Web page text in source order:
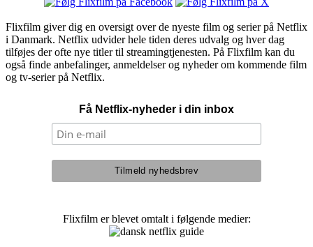
Flixfilm giver dig en oversigt over de nyeste film og serier på Netflix
i Danmark. Netflix udvider hele tiden deres udvalg og hver dag
tilføjes der ofte nye titler til streamingtjenesten. På Flixfilm kan du
også finde anbefalinger, anmeldelser og nyheder om kommende film
og tv-serier på Netflix.
Få Netflix-nyheder i din inbox
Flixfilm er blevet omtalt i følgende medier: